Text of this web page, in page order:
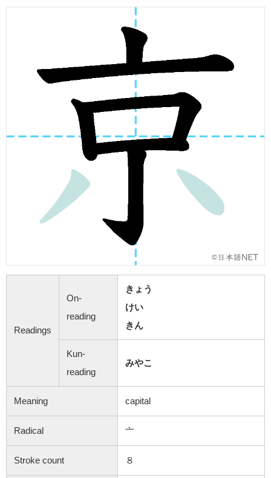
Readings
On-
reading
きょう
けい
きん
Kun-
reading
みやこ
Meaning capital
Radical 亠
Stroke count ８